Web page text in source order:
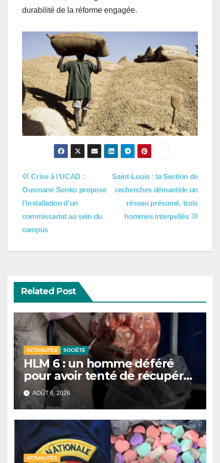
durabilité de la réforme engagée.
Navigation
de
l’article
Saint-Louis : la Section de
recherches démantèle un
réseau présumé, trois
hommes interpellés
Crise à l’UCAD :
Ousmane Sonko propose
l’installation d’un
commissariat au sein du
campus
Related Post
ACTUALITÉS SOCIÉTÉ
HLM 6 : un homme déféré
pour avoir tenté de récupérer
et revendre de la viande
impropre à la consommation
AOÛT 6, 2026
ACTUALITÉS